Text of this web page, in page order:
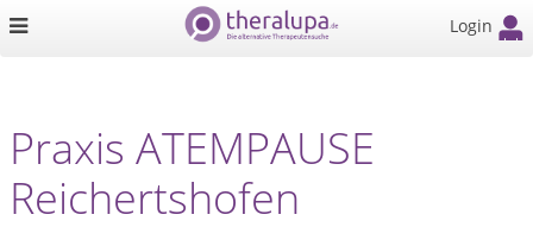
Login
Praxis ATEMPAUSE
Reichertshofen